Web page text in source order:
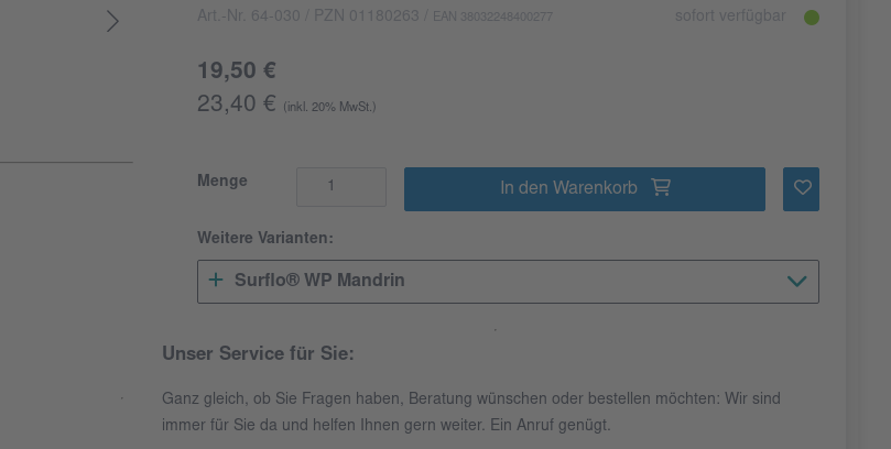
Art.-Nr. 64-030 / PZN 01180263 EAN 38032248400277 sofort verfügbar
19,50 €
23,40 €
(inkl. 20% MwSt.)
Menge In den Warenkorb
Weitere Varianten:
Surflo® WP Mandrin
Unser Service für Sie:
Ganz gleich, ob Sie Fragen haben, Beratung wünschen oder bestellen möchten: Wir sind
immer für Sie da und helfen Ihnen gern weiter. Ein Anruf genügt.